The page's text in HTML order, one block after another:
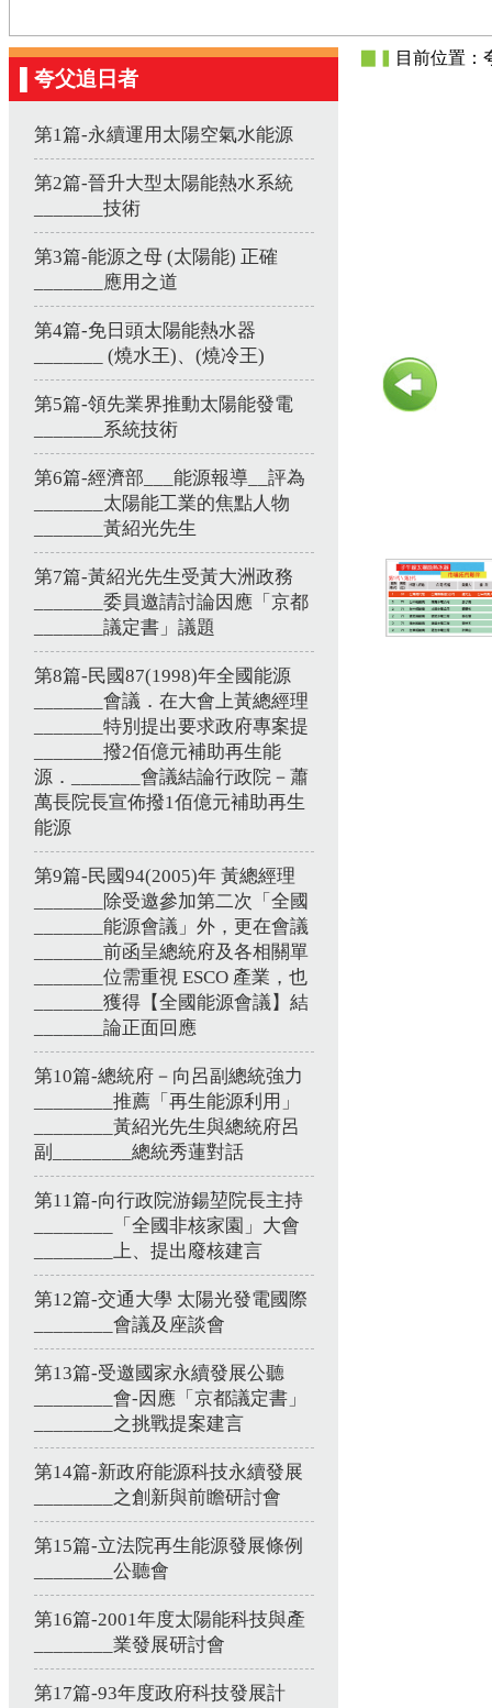
▌夸父追日者
第1篇-永續運用太陽空氣水能源
第2篇-晉升大型太陽能熱水系統
_______技術
第3篇-能源之母 (太陽能) 正確
_______應用之道
第4篇-免日頭太陽能熱水器
_______ (燒水王)、(燒冷王)
第5篇-領先業界推動太陽能發電
_______系統技術
第6篇-經濟部___能源報導__評為
_______太陽能工業的焦點人物
_______黃紹光先生
第7篇-黃紹光先生受黃大洲政務
_______委員邀請討論因應「京都
_______議定書」議題
第8篇-民國87(1998)年全國能源
_______會議．在大會上黃總經理
_______特別提出要求政府專案提
_______撥2佰億元補助再生能
源．_______會議結論行政院－蕭
萬長院長宣佈撥1佰億元補助再生
能源
第9篇-民國94(2005)年 黃總經理
_______除受邀參加第二次「全國
_______能源會議」外，更在會議
_______前函呈總統府及各相關單
_______位需重視 ESCO 產業，也
_______獲得【全國能源會議】結
_______論正面回應
第10篇-總統府－向呂副總統強力
________推薦「再生能源利用」
________黃紹光先生與總統府呂
副________總統秀蓮對話
第11篇-向行政院游鍚堃院長主持
________「全國非核家園」大會
________上、提出廢核建言
第12篇-交通大學 太陽光發電國際
________會議及座談會
第13篇-受邀國家永續發展公聽
________會-因應「京都議定書」
________之挑戰提案建言
第14篇-新政府能源科技永續發展
________之創新與前瞻研討會
第15篇-立法院再生能源發展條例
________公聽會
第16篇-2001年度太陽能科技與產
________業發展研討會
第17篇-93年度政府科技發展計
目前位置：